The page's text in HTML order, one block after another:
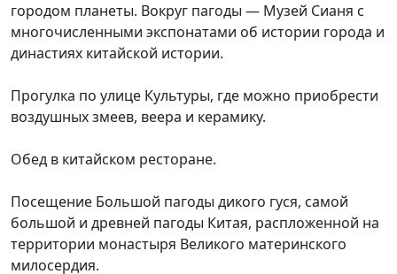
городом планеты. Вокруг пагоды — Музей Сианя с
многочисленными экспонатами об истории города и
династиях китайской истории.
Прогулка по улице Культуры, где можно приобрести
воздушных змеев, веера и керамику.
Обед в китайском ресторане.
Посещение Большой пагоды дикого гуся, самой
большой и древней пагоды Китая, распложенной на
территории монастыря Великого материнского
милосердия.